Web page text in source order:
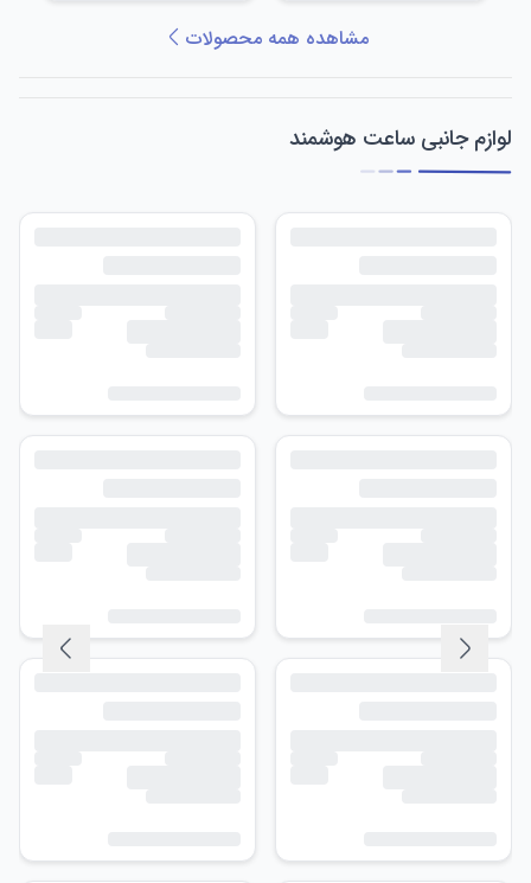
مشاهده همه محصولات
لوازم جانبی ساعت هوشمند